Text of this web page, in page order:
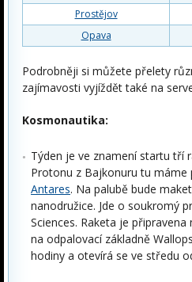
Prostějov
Opava
Podrobněji si můžete přelety
zajímavosti vyjíždět také na
Kosmonautika:
Týden je ve znamení startu tří
Protonu z Bajkonuru tu máme
Antares. Na palubě bude
nanodružice. Jde o soukromý
Sciences. Raketa je
na odpalovací základně
hodiny a otevírá se ve středu